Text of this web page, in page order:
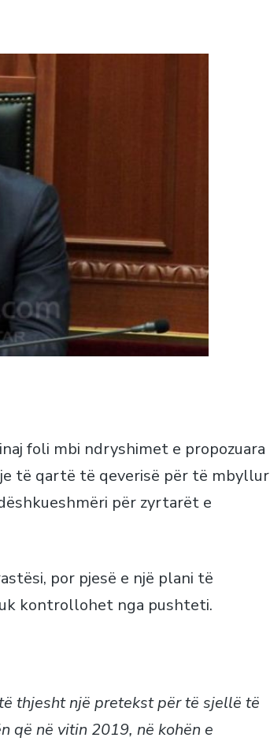
foli mbi ndryshimet e propozuara
të qartë të qeverisë për të mbyllur
për zyrtarët e
por pjesë e një plani të
kontrollohet nga pushteti.
thjesht një pretekst për të sjellë të
që në vitin 2019, në kohën e